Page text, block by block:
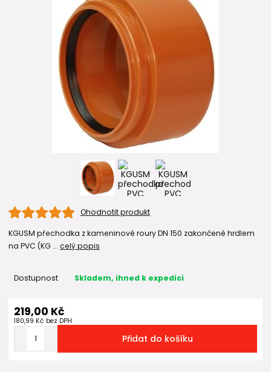
Ohodnotit produkt
KGUSM přechodka z kameninové roury DN 150 zakončené hrdlem
na PVC (KG ... celý popis
Dostupnost Skladem, ihned k expedici
219,00 Kč
180,99 Kč bez DPH
Přidat do košíku